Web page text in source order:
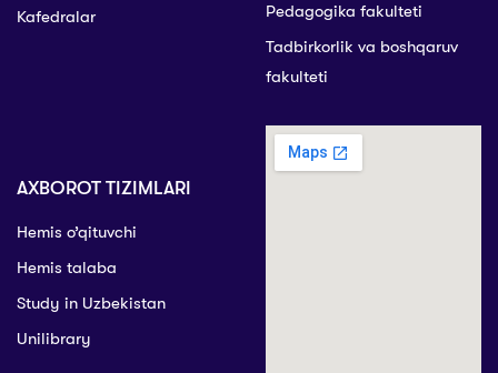
Kafedralar
Pedagogika fakulteti
Tadbirkorlik va boshqaruv
fakulteti
AXBOROT TIZIMLARI
Hemis o’qituvchi
Hemis talaba
Study in Uzbekistan
Unilibrary